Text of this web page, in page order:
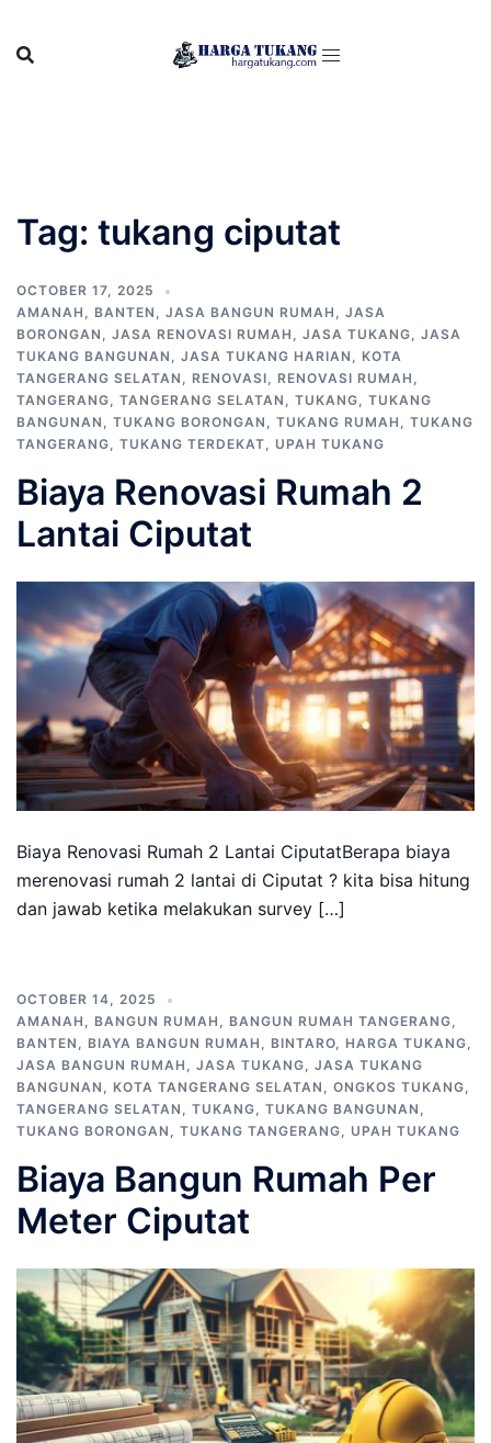
content
Tag: tukang ciputat
OCTOBER 17, 2025
AMANAH , BANTEN , JASA BANGUN RUMAH , JASA
BORONGAN , JASA RENOVASI RUMAH , JASA TUKANG, JASA
TUKANG BANGUNAN , JASA TUKANG HARIAN , KOTA
TANGERANG SELATAN , RENOVASI, RENOVASI RUMAH ,
TANGERANG, TANGERANG SELATAN , TUKANG, TUKANG
BANGUNAN , TUKANG BORONGAN , TUKANG RUMAH , TUKANG
TANGERANG, TUKANG TERDEKAT, UPAH TUKANG
Biaya Renovasi Rumah 2
Lantai Ciputat
Biaya Renovasi Rumah 2 Lantai CiputatBerapa biaya
merenovasi rumah 2 lantai di Ciputat ? kita bisa hitung
dan jawab ketika melakukan survey […]
OCTOBER 14, 2025
AMANAH , BANGUN RUMAH , BANGUN RUMAH TANGERANG,
BANTEN , BIAYA BANGUN RUMAH , BINTARO, HARGA TUKANG,
JASA BANGUN RUMAH , JASA TUKANG, JASA TUKANG
BANGUNAN , KOTA TANGERANG SELATAN , ONGKOS TUKANG,
TANGERANG SELATAN , TUKANG, TUKANG BANGUNAN ,
TUKANG BORONGAN , TUKANG TANGERANG, UPAH TUKANG
Biaya Bangun Rumah Per
Meter Ciputat